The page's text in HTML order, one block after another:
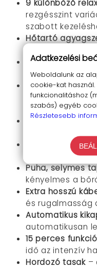
9 különböző
rezgésszint
szabott
Hőtartó
hőelosztás és
Vibráló
izomrelaxáció
Univerzális
test bármely
vállak és nyak
870 gramos súly
60 x 32
az ízületi és
Puha, selymes
kényelmes a
Extra hosszú
és rugalmasság
Automatikus
automatikusan
15 perces
idő az intenzív
Hordozó tasak–
Adatkezelési
Weboldalunk az
cookie-kat
funkcionalitáshoz
szabás) egyéb
Részletesebb